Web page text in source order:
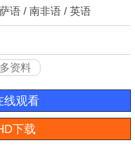
语 / 南非语 / 英语
资料
线观看
下载